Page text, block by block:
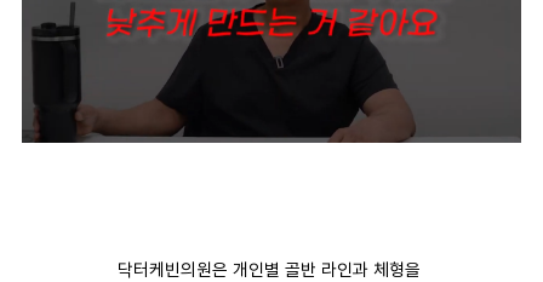
닥터케빈의원은 개인별 골반 라인과 체형을